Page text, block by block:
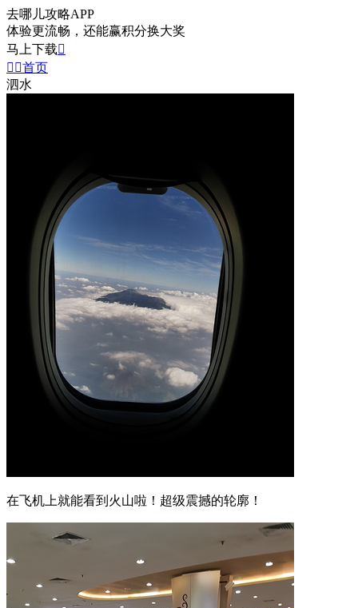
去哪儿攻略APP
体验更流畅，还能赢积分换大奖
马上下载
 首页
泗水
在飞机上就能看到火山啦！超级震撼的轮廓！